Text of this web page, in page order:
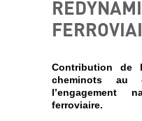
Contribution de
cheminots
ferroviaire.